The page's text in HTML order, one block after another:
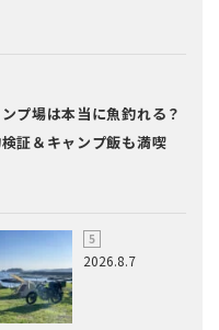
プ場は本当に魚釣れる？
証＆キャンプ飯も満喫
2026.8.7